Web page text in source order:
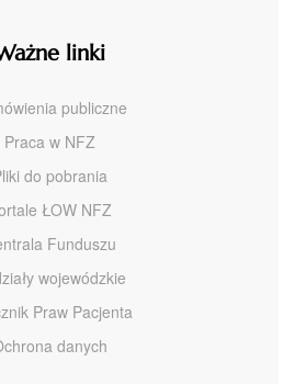
linki
publiczne
Praca w NFZ
do pobrania
ŁOW NFZ
Funduszu
wojewódzkie
Praw Pacjenta
danych